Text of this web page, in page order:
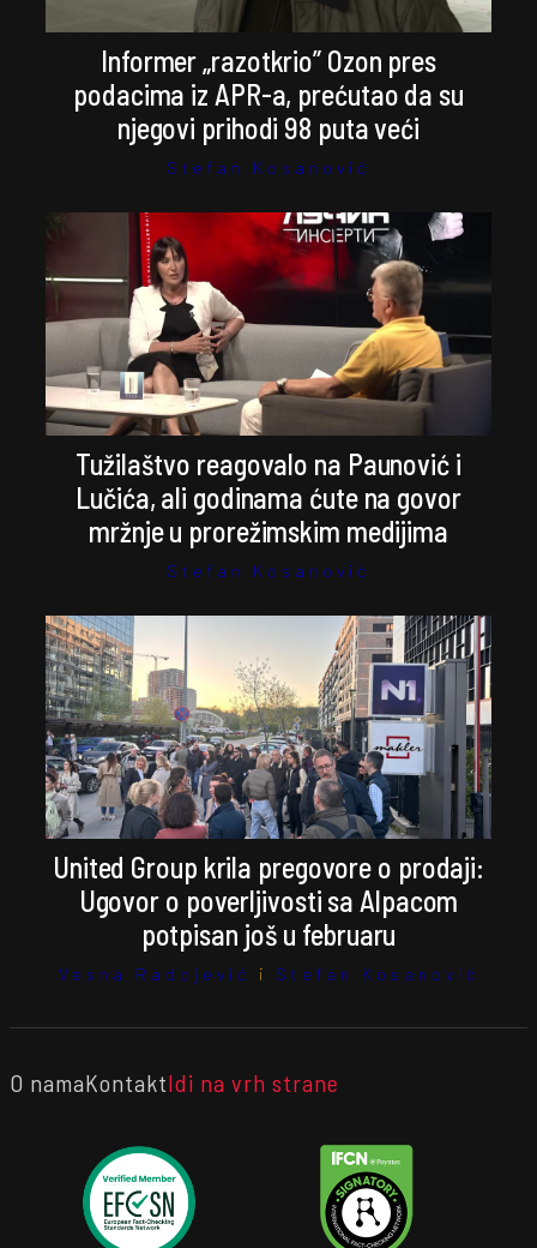
Informer „razotkrio” Ozon pres
podacima iz APR-a, prećutao da su
njegovi prihodi 98 puta veći
Stefan Kosanović
Tužilaštvo reagovalo na Paunović i
Lučića, ali godinama ćute na govor
mržnje u prorežimskim medijima
Stefan Kosanović
United Group krila pregovore o prodaji:
Ugovor o poverljivosti sa Alpacom
potpisan još u februaru
Vesna Radojević i Stefan Kosanović
O namaKontaktIdi na vrh strane